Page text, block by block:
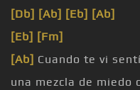
[Db] [Ab] [Eb] [Ab]
[Eb] [Fm]
[Ab] Cuando te vi
una mezcla de miedo